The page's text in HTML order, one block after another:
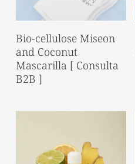
Read More
Bio-cellulose Miseon
and Coconut
Mascarilla [ Consulta
B2B ]